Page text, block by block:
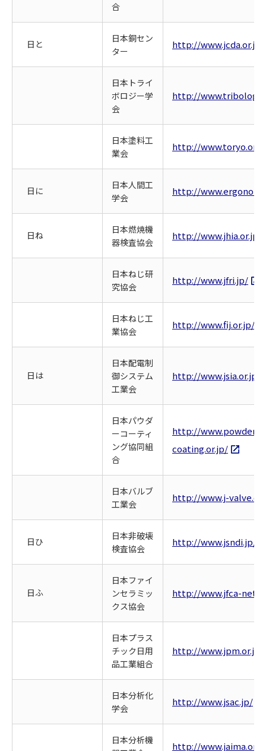
合
日と
日本銅セン
ター
http://www.jcda.or.jp/
日本トライ
ボロジー学
会
http://
日本塗料工
業会
http://
日に
日本人間工
学会
http://
日ね
日本燃焼機
器検査協会
http://www.jhia.or.jp/
日本ねじ研
究協会
http://www.jfri.jp/
日本ねじ工
業協会
http://www.fij.or.jp/
日は
日本配電制
御システム
工業会
http://www.jsia.or.jp/
日本パウダ
ーコーティ
ング協同組
合
http://www.powder-
coating.or.jp/
日本バルブ
工業会
http://www.j-
日ひ
日本非破壊
検査協会
http://www.jsndi.jp/
日ふ
日本ファイ
ンセラミッ
クス協会
http://www.jfca-
日本プラス
チック日用
品工業組合
http://www.jpm.or.jp/
日本分析化
学会
http://www.jsac.jp/
日本分析機
http://